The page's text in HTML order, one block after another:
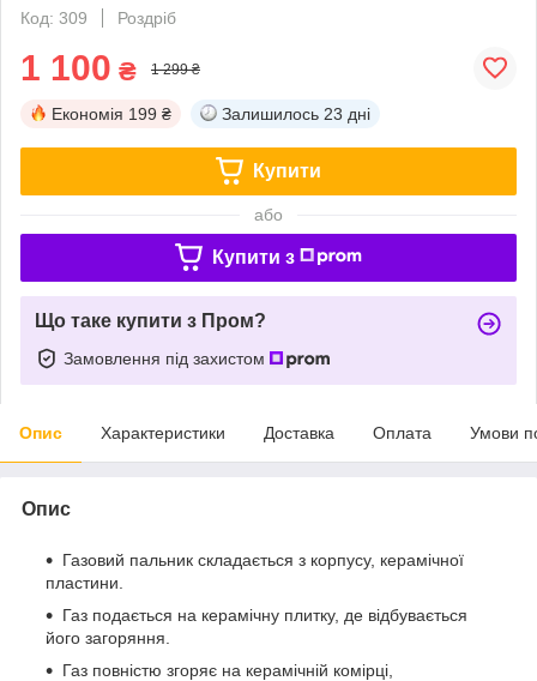
Код: 309
Роздріб
1 100 ₴ 1 299 ₴
Економія 199 ₴ Залишилось 23 дні
Купити
або
Купити з
Що таке купити з Пром?
Замовлення під захистом
Опис Характеристики Доставка Оплата Умови
Опис
Газовий пальник складається з корпусу, керамічної
пластини.
Газ подається на керамічну плитку, де відбувається
його загоряння.
Газ повністю згоряє на керамічній комірці,